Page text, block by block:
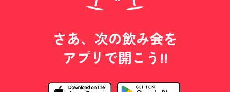
さあ、次の飲み会を
アプリで開こう!!